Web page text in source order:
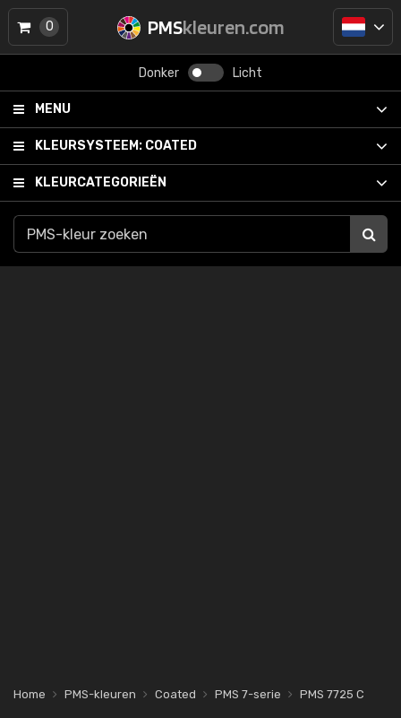
PMSkleuren.com
Donker Licht
MENU
KLEURSYSTEEM: COATED
KLEURCATEGORIEËN
0
Home PMS-kleuren Coated PMS 7-serie PMS 7725 C